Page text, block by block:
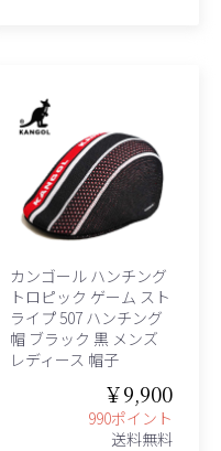
カンゴール ハンチング
トロピック ゲーム スト
ライプ 507 ハンチング
帽 ブラック 黒 メンズ
レディース 帽子
￥9,900
990ポイント
送料無料